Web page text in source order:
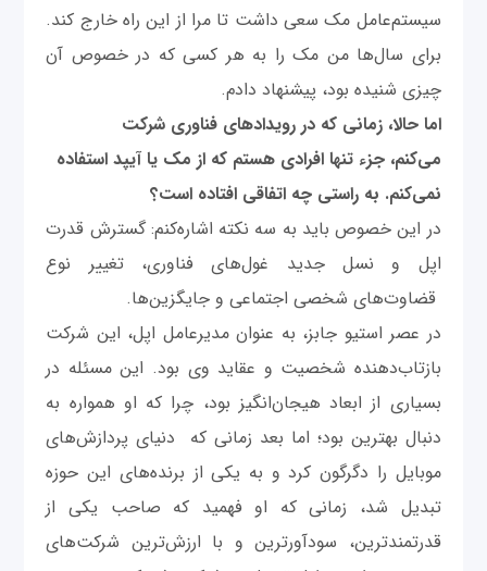
سیستم‌عامل مک سعی داشت تا مرا از این راه خارج کند.
برای سال‌ها من مک را به هر کسی که در خصوص آن
چیزی شنیده بود، پیشنهاد دادم.
اما حالا، زمانی که در رویدادهای فناوری شرکت
می‌کنم، جزء تنها افرادی هستم که از مک یا آیپد استفاده
نمی‌کنم. به راستی چه اتفاقی افتاده است؟
در این خصوص باید به سه نکته اشاره‌کنم: گسترش قدرت
اپل و نسل جدید غول‌های فناوری، تغییر نوع
قضاوت‌های شخصی اجتماعی و جایگزین‌ها.
در عصر استیو جابز، به عنوان مدیرعامل اپل، این شرکت
بازتاب‌دهنده شخصیت و عقاید وی بود. این مسئله در
بسیاری از ابعاد هیجان‌انگیز بود، چرا که او همواره به
دنبال بهترین بود؛ اما بعد زمانی که دنیای پردازش‌های
موبایل را دگرگون کرد و به یکی از برنده‌های این حوزه
تبدیل شد، زمانی که او فهمید که صاحب یکی از
قدرتمندترین، سودآورترین و با ارزش‌ترین شرکت‌های